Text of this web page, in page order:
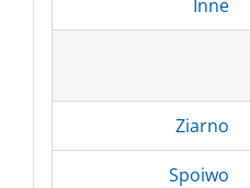
Inne
Ziarno
Spoiwo